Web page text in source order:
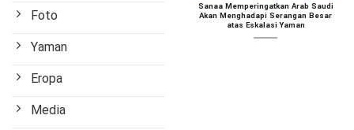
Foto
Yaman
Eropa
Media
Sanaa Memperingatkan Arab Saudi
Akan Menghadapi Serangan Besar
atas Eskalasi Yaman